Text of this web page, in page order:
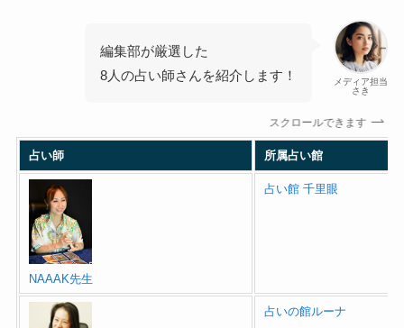
メディア担当
さき
編集部が厳選した
8人の占い師さんを紹介します！
スクロールできます
占い師 所属占い館
NAAAK先生
占い館 千里眼
占いの館ルーナ